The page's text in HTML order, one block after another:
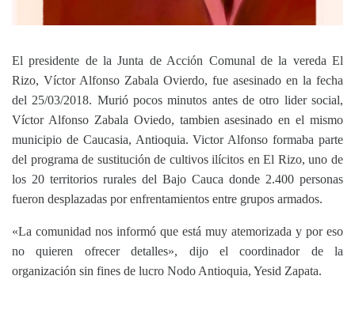
El presidente de la Junta de Acción Comunal de la vereda El
Rizo, Víctor Alfonso Zabala Ovierdo, fue asesinado en la fecha
del 25/03/2018. Murió pocosminutos antes de otro lider social,
Víctor Alfonso Zabala Oviedo, tambien asesinadoen el mismo
municipio de Caucasia, Antioquia.Victor Alfonso formaba parte
del programa de sustitución de cultivos ilícitos en El Rizo, uno de
los 20 territorios rurales del Bajo Cauca donde 2.400 personas
fueron desplazadas por enfrentamientos entre grupos armados.
«La comunidad nos informó que está muy atemorizada y por eso
no quieren ofrecer detalles», dijo el coordinador de la
organización sin fines de lucro Nodo Antioquia, Yesid Zapata.